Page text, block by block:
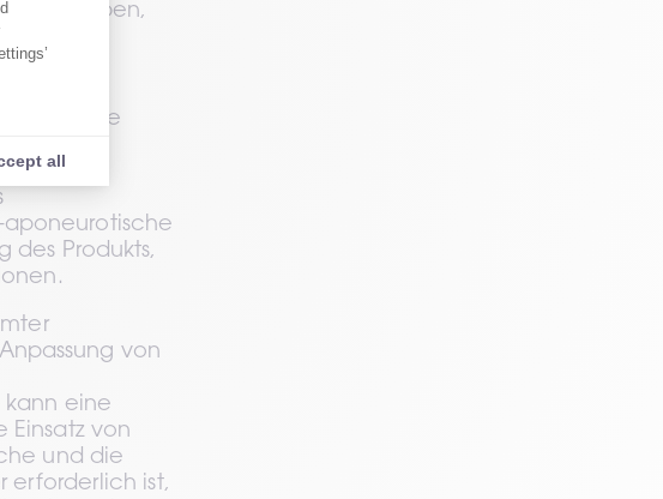
erleben,
und
aponeurotische
des Produkts,
von
kann eine
Einsatz von
und die
erforderlich ist,